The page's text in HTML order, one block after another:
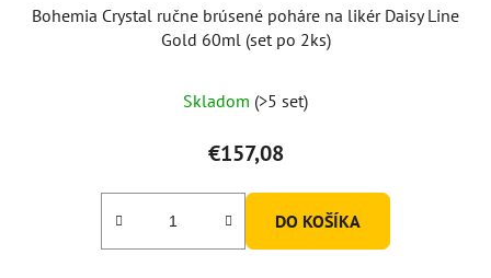
Bohemia Crystal ručne brúsené poháre na likér Daisy Line
Gold 60ml (set po 2ks)
Skladom (>5 set)
€157,08
DO KOŠÍKA